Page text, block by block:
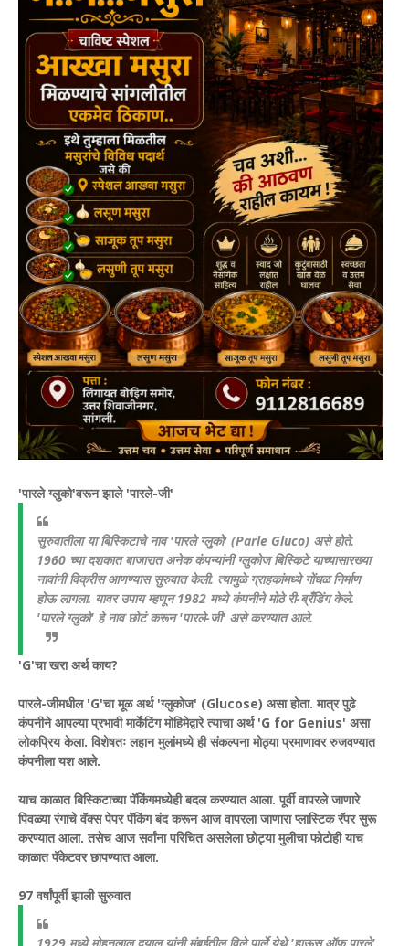
'पारले ग्लुको'वरून झाले 'पारले-जी'
सुरुवातीला या बिस्किटाचे नाव 'पारले ग्लुको' (Parle Gluco) असे होते.
1960 च्या दशकात बाजारात अनेक कंपन्यांनी ग्लुकोज बिस्किटे याच्यासारख्या
नावांनी विक्रीस आणण्यास सुरुवात केली. त्यामुळे ग्राहकांमध्ये गोंधळ निर्माण
होऊ लागला. यावर उपाय म्हणून 1982 मध्ये कंपनीने मोठे री-ब्रँडिंग केले.
'पारले ग्लुको' हे नाव छोटं करून 'पारले-जी' असे करण्यात आले.
'G'चा खरा अर्थ काय?
पारले-जीमधील 'G'चा मूळ अर्थ 'ग्लुकोज' (Glucose) असा होता. मात्र पुढे
कंपनीने आपल्या प्रभावी मार्केटिंग मोहिमेद्वारे त्याचा अर्थ 'G for Genius' असा
लोकप्रिय केला. विशेषतः लहान मुलांमध्ये ही संकल्पना मोठ्या प्रमाणावर रुजवण्यात
कंपनीला यश आले.
याच काळात बिस्किटाच्या पॅकिंगमध्येही बदल करण्यात आला. पूर्वी वापरले जाणारे
पिवळ्या रंगाचे वॅक्स पेपर पॅकिंग बंद करून आज वापरला जाणारा प्लास्टिक रॅपर सुरू
करण्यात आला. तसेच आज सर्वांना परिचित असलेला छोट्या मुलीचा फोटोही याच
काळात पॅकेटवर छापण्यात आला.
97 वर्षांपूर्वी झाली सुरुवात